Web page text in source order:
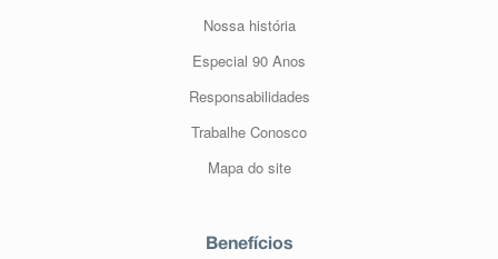
Nossa história
Especial 90 Anos
Responsabilidades
Trabalhe Conosco
Mapa do site
Benefícios